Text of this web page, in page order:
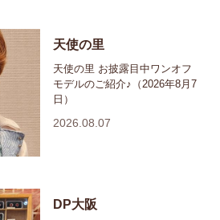
天使の里
天使の里 お披露目中ワンオフ
モデルのご紹介♪（2026年8月7
日）
2026.08.07
DP大阪